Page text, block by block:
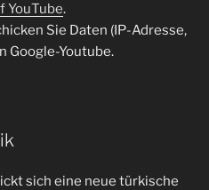
YouTube.
Sie Daten (IP-Adresse,
Google-Youtube.
sich eine neue türkische